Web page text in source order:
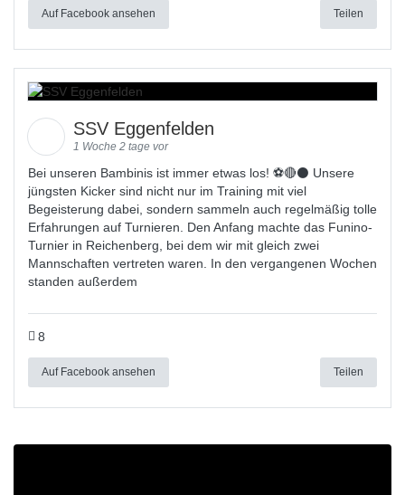
Auf Facebook ansehen Teilen
SSV Eggenfelden
1 Woche 2 tage vor
Bei unseren Bambinis ist immer etwas los! ⚽️🔴⚫ Unsere
jüngsten Kicker sind nicht nur im Training mit viel
Begeisterung dabei, sondern sammeln auch regelmäßig tolle
Erfahrungen auf Turnieren. Den Anfang machte das Funino-
Turnier in Reichenberg, bei dem wir mit gleich zwei
Mannschaften vertreten waren. In den vergangenen Wochen
standen außerdem
8
Auf Facebook ansehen Teilen